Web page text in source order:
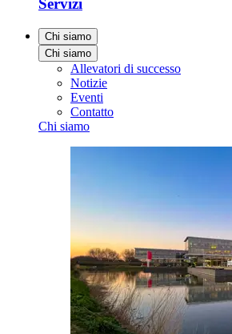
Servizi
Chi siamo
Chi siamo
Allevatori di successo
Notizie
Eventi
Contatto
Chi siamo